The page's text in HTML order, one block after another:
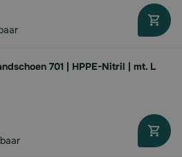
701 | HPPE-Nitril | mt. L